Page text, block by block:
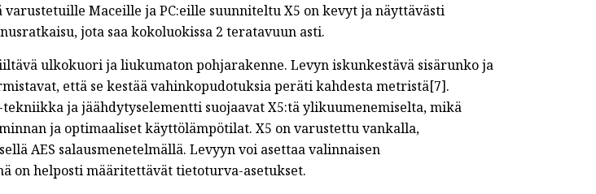
Maceille ja PC:eille suunniteltu X5 on kevyt ja näyttävästi
jota saa kokoluokissa 2 teratavuun asti.
ulkokuori ja liukumaton pohjarakenne. Levyn iskunkestävä sisärunko ja
että se kestää vahinkopudotuksia peräti kahdesta metristä[7].
ja jäähdytyselementti suojaavat X5:tä ylikuumenemiselta, mikä
ja optimaaliset käyttölämpötilat. X5 on varustettu vankalla,
AES salausmenetelmällä. Levyyn voi asettaa valinnaisen
on helposti määritettävät tietoturva-asetukset.